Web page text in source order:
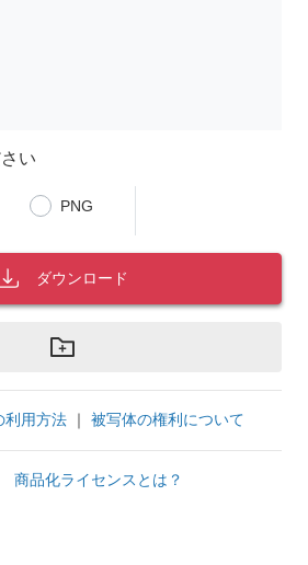
い
PNG
ダウンロード
利用方法 ｜ 被写体の権利について
商品化ライセンスとは？